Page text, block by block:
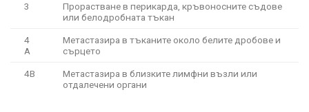
3
Прорастване в перикарда, кръвоносните съдове
или белодробната тъкан
4
А
Метастазира в тъканите около белите дробове и
сърцето
4B
Метастазира в близките лимфни възли или
отдалечени органи